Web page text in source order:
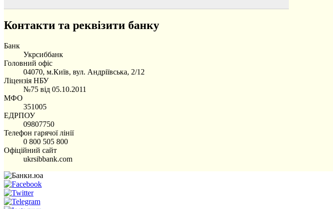
Контакти та реквізити банку
Банк
Укрсиббанк
Головний офіс
04070, м.Київ, вул. Андріївська, 2/12
Ліцензія НБУ
№75 від 05.10.2011
МФО
351005
ЕДРПОУ
09807750
Телефон гарячої лінії
0 800 505 800
Офіційний сайт
ukrsibbank.com